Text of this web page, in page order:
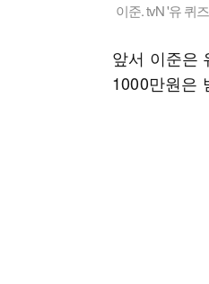
이준. tvN '유 퀴
앞서 이준은
1000만원은